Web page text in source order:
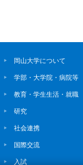
岡山大学について
学部・大学院・病院等
教育・学生生活・就職
研究
社会連携
国際交流
入試